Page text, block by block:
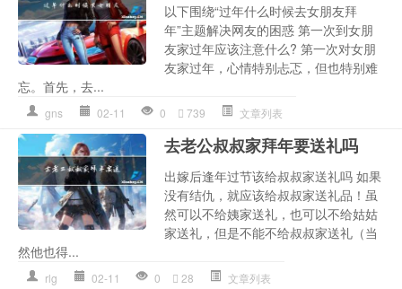
以下围绕“过年什么时候去女朋友拜
年”主题解决网友的困惑 第一次到女朋
友家过年应该注意什么? 第一次对女朋
友家过年，心情特别忐忑，但也特别难
忘。首先，去...
gns 02-11 0 739 文章列表
去老公叔叔家拜年要送礼吗
出嫁后逢年过节该给叔叔家送礼吗 如果
没有结仇，就应该给叔叔家送礼品！虽
然可以不给姨家送礼，也可以不给姑姑
家送礼，但是不能不给叔叔家送礼（当
然他也得...
rlg 02-11 0 28 文章列表